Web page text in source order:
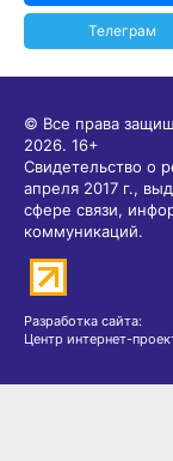
Телеграм
© Все права
2026. 16+
Свидетельство о
апреля 2017 г.,
сфере связи,
коммуникаций.
Разработка сайта:
Центр интернет-